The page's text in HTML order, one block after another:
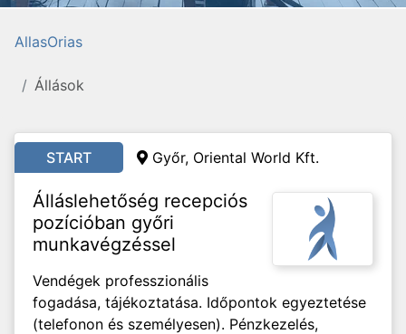
AllasOrias
Állások
START Győr, Oriental World Kft.
Álláslehetőség recepciós
pozícióban győri
munkavégzéssel
Vendégek professzionális
fogadása, tájékoztatása. Időpontok egyeztetése
(telefonon és személyesen). Pénzkezelés,